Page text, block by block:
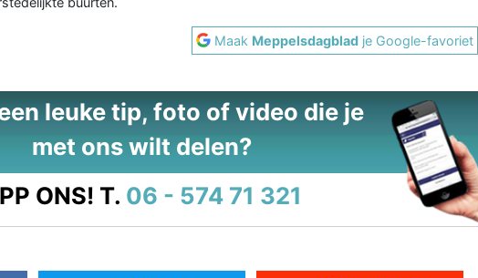
Maak Meppelsdagblad je Google-favoriet
leuke tip, foto of video die je
met ons wilt delen?
ONS! T. 06 - 574 71 321